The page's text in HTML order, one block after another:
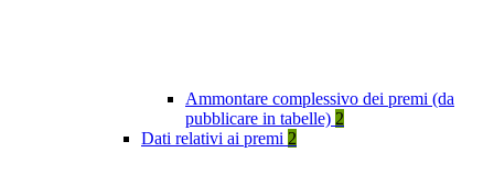
Ammontare complessivo dei premi (da
pubblicare in tabelle) 2
Dati relativi ai premi 2